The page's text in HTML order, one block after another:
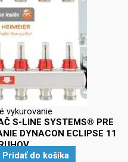
vykurovanie
S-LINE SYSTEMS® PRE
DYNACON ECLIPSE 11
Pridať do košíka